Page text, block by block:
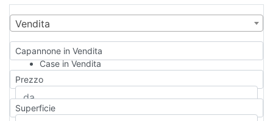
Vendita
Capannone in Vendita
Case in Vendita
Qualsiasi
Appartamento
Casa indipendente
Casa Semi-indipendente
Prezzo
Superficie